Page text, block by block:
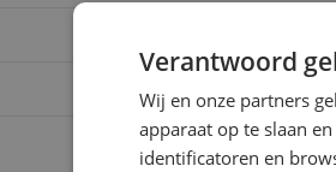
6921815626039
Aansluitingen
Verantwoord
Wij en onze partners
apparaat op te slaan
identificatoren en